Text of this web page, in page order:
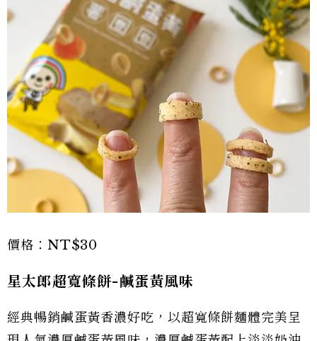
價格：NT$30
星太郎超寬條餅-鹹蛋黃風味
經典暢銷鹹蛋黃香濃好吃，以超寬條餅麵體完美呈